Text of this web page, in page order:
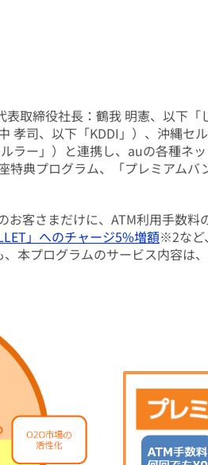
取締役社長：鶴我 明憲、以下
孝司、以下「KDDI」）、沖縄セ
ラー」）と連携し、auの各種ネ
特典プログラム、「プレミアム
客さまだけに、ATM利用手数料
」へのチャージ5%増額※2など
本プログラムのサービス内容は、